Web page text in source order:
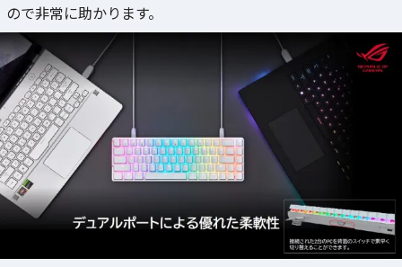
ので非常に助かります。